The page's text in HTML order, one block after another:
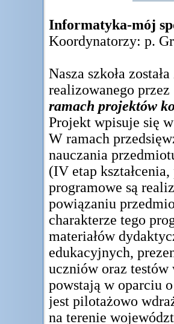
Informatyka-mój
Koordynatorzy: p.
Nasza szkoła
realizowanego przez
ramach projektów
Projekt wpisuje się
W ramach
nauczania
(IV etap
programowe są
powiązaniu
charakterze tego
materiałów
edukacyjnych,
uczniów oraz
powstają w oparciu
jest pilotażowo
na terenie